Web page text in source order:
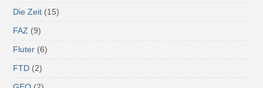
Die Zeit (15)
FAZ (9)
Fluter (6)
FTD (2)